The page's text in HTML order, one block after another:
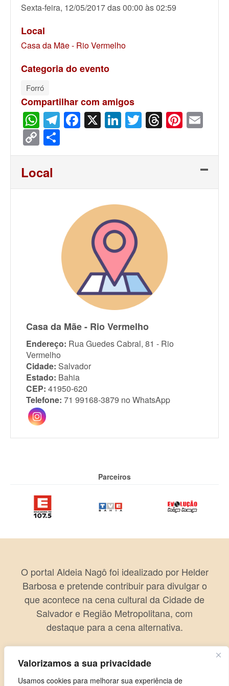
Valorizamos a sua privacidade
Usamos cookies para melhorar sua experiência de
Sexta-feira, 12/05/2017 das 00:00 às 02:59
Local
Casa da Mãe - Rio Vermelho
Categoria do evento
Forró
Compartilhar com amigos
WhatsApp
Telegram
Facebook
X LinkedIn
Twitter
Threads
Copy
Link
Local
Casa da Mãe - Rio Vermelho
Endereço: Rua Guedes Cabral, 81 - Rio
Vermelho
Cidade: Salvador
Estado: Bahia
CEP: 41950-620
Telefone: 71 99168-3879 no WhatsApp
Parceiros
O portal Aldeia Nagô foi idealizado por Helder
Barbosa e pretende contribuir para divulgar o
que acontece na cena cultural da Cidade de
Salvador e Região Metropolitana, com
destaque para a cena alternativa.